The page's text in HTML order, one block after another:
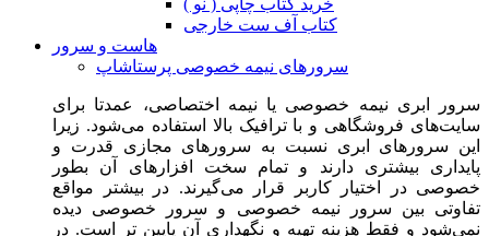
کتاب آف ست خارجی
هاست و سرور
سرورهای نیمه خصوصی پرستاشاپ
سرور ابری نیمه خصوصی یا نیمه اختصاصی، عمدتا برای
سایت‌های فروشگاهی و با ترافیک بالا استفاده می‌شود. زیرا
این سرورهای ابری نسبت به سرورهای مجازی قدرت و
پایداری بیشتری دارند و تمام سخت افزارهای آن بطور
خصوصی در اختیار کاربر قرار می‌گیرند. در بیشتر مواقع
تفاوتی بین سرور نیمه خصوصی و سرور خصوصی دیده
نمی‌شود و فقط هزینه تهیه و نگهداری آن پایین تر است. در